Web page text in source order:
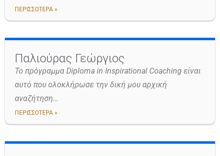
ΠΕΡΙΣΣΟΤΕΡΑ »
Παλιούρας Γεώργιος
Το πρόγραμμα Diploma in Inspirational Coaching είναι
αυτό που ολοκλήρωσε την δική μου αρχική
αναζήτηση…
ΠΕΡΙΣΣΟΤΕΡΑ »